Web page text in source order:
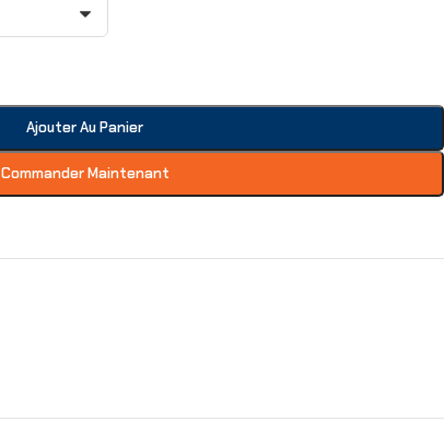
Ajouter Au Panier
Commander Maintenant